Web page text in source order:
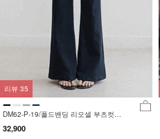
DM62-P-19/폴드밴딩 리오셀 부츠컷팬
츠_HR
32,900
리뷰 35